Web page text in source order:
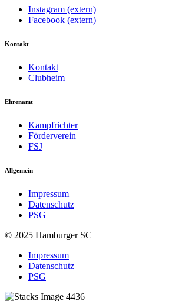
Instagram (extern)
Facebook (extern)
Kontakt
Kontakt
Clubheim
Ehrenamt
Kampfrichter
Förderverein
FSJ
Allgemein
Impressum
Datenschutz
PSG
© 2025 Hamburger SC
Impressum
Datenschutz
PSG